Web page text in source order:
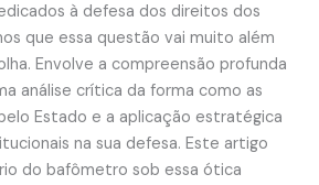
à defesa dos direitos dos
que essa questão vai muito além
Envolve a compreensão profunda
análise crítica da forma como as
Estado e a aplicação estratégica
na sua defesa. Este artigo
do bafômetro sob essa ótica